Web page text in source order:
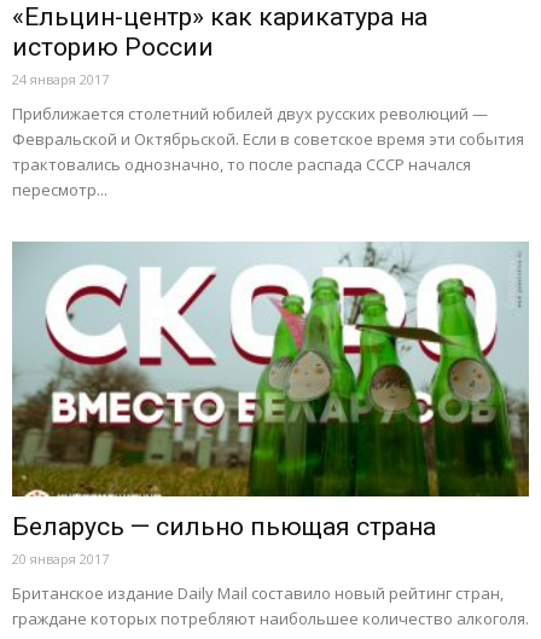
«Ельцин-центр» как карикатура на
историю России
24 января 2017
Приближается столетний юбилей двух русских революций —
Февральской и Октябрьской. Если в советское время эти события
трактовались однозначно, то после распада СССР начался
пересмотр...
Беларусь — сильно пьющая страна
20 января 2017
Британское издание Daily Mail составило новый рейтинг стран,
граждане которых потребляют наибольшее количество алкоголя.